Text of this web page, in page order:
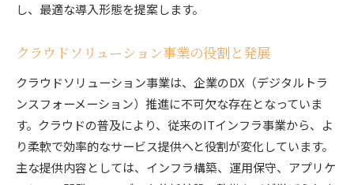
し、最適な導入形態を提案します。
クラウドソリューション事業の役割と発展
クラウドソリューション事業は、企業のDX（デジタルトラ
ンスフォーメーション）推進に不可欠な存在となっていま
す。クラウドの普及により、従来のITインフラ事業から、よ
り柔軟で効率的なサービス提供へと役割が変化しています。
主な提供内容としては、インフラ構築、運用保守、アプリケ